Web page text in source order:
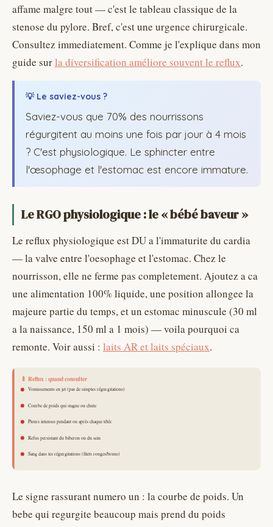
affame malgre tout — c'est le tableau classique de la
stenose du pylore. Bref, c'est une urgence chirurgicale.
Consultez immediatement. Comme je l'explique dans mon
guide surla diversification améliore souvent le reflux.
💡 Le saviez-vous ?
Saviez-vous que 70% des nourrissons
régurgitent au moins une fois par jour à 4 mois
? C'est physiologique. Le sphincter entre
l'œsophage et l'estomac est encore immature.
Le RGO physiologique : le « bébé baveur »
Le reflux physiologique est DU a l'immaturite du cardia
— la valve entre l'oesophage et l'estomac. Chez le
nourrisson, elle ne ferme pas completement. Ajoutez a ca
une alimentation 100% liquide, une position allongee la
majeure partie du temps, et un estomac minuscule (30 ml
a la naissance, 150 ml a 1 mois) — voila pourquoi ca
remonte. Voir aussi : laits AR et laits spéciaux.
Le signe rassurant numero un : la courbe de poids. Un
bebe qui regurgite beaucoup mais prend du poids